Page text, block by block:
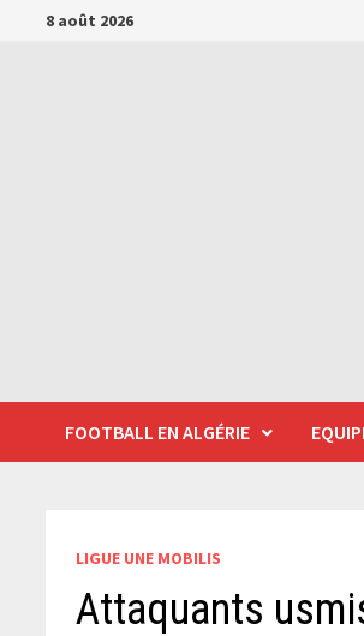
Passer8 août 2026
FOOTBALL EN ALGÉRIE
LIGUE UNE MOBILIS
Attaquants